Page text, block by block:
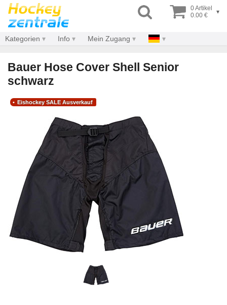
0 Artikel
0.00 €
▾
Kategorien Info Mein Zugang
Bauer Hose Cover Shell Senior
schwarz
Eishockey SALE Ausverkauf